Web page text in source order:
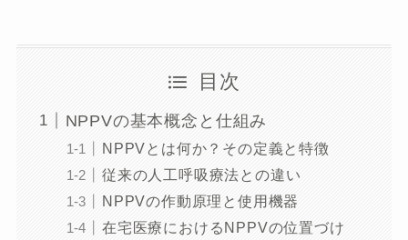
目次
NPPVの基本概念と仕組み
NPPVとは何か？その定義と特徴
従来の人工呼吸療法との違い
NPPVの作動原理と使用機器
在宅医療におけるNPPVの位置づけ